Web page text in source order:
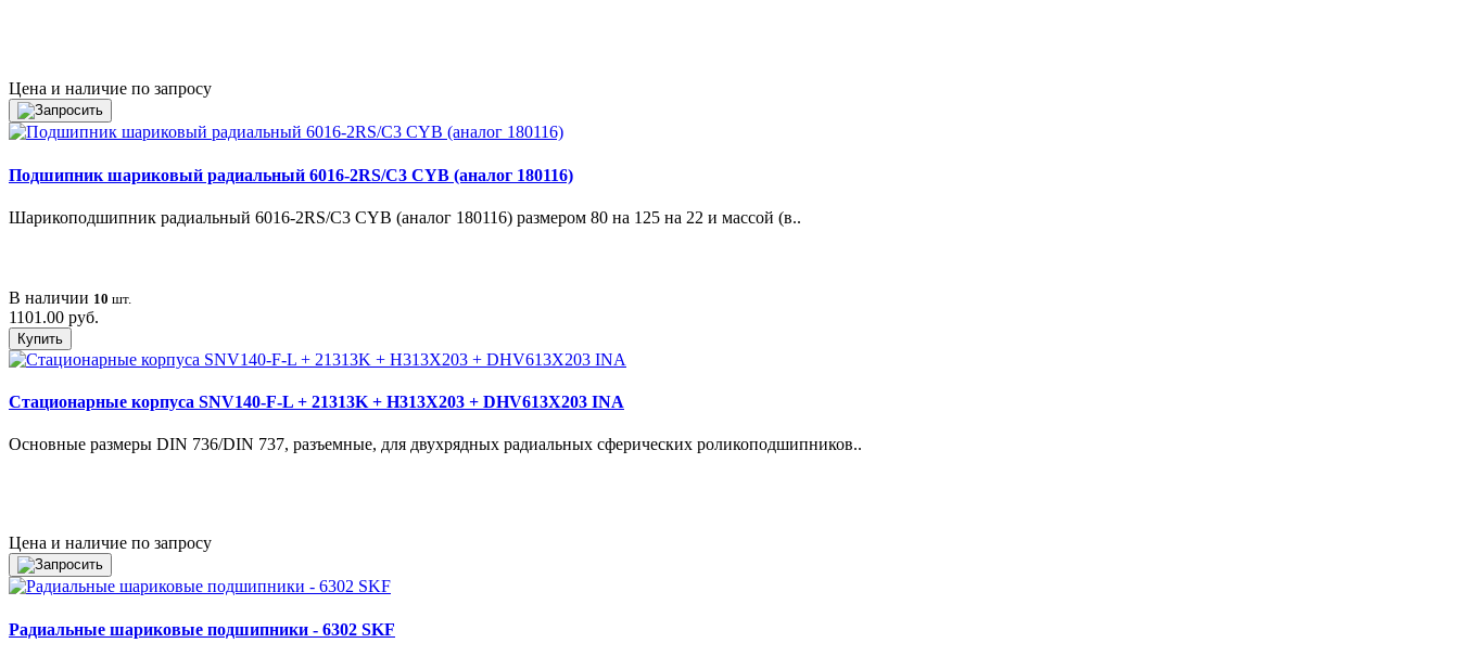
Цена и наличие по запросу
Подшипник шариковый радиальный 6016-2RS/C3 CYB (аналог 180116)
Шарикоподшипник радиальный 6016-2RS/C3 CYB (аналог 180116) размером 80 на 125 на 22 и массой (в..
В наличии 10 шт.
1101.00 руб.
Купить
Стационарные корпуса SNV140-F-L + 21313K + H313X203 + DHV613X203 INA
Основные размеры DIN 736/DIN 737, разъемные, для двухрядных радиальных сферических роликоподшипников..
Цена и наличие по запросу
Радиальные шариковые подшипники - 6302 SKF